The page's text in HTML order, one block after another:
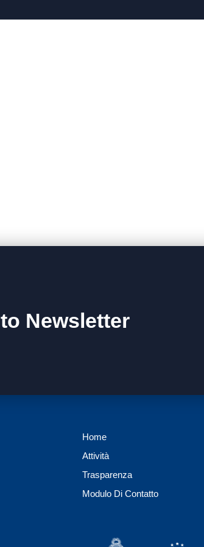
Newsletter
Home
Attività
Trasparenza
Modulo Di Contatto